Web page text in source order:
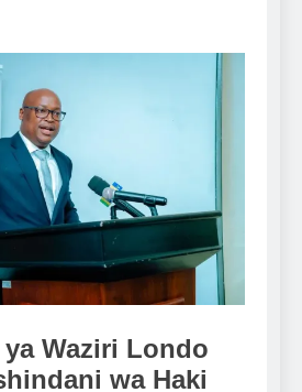
ya Waziri Londo
wa Haki